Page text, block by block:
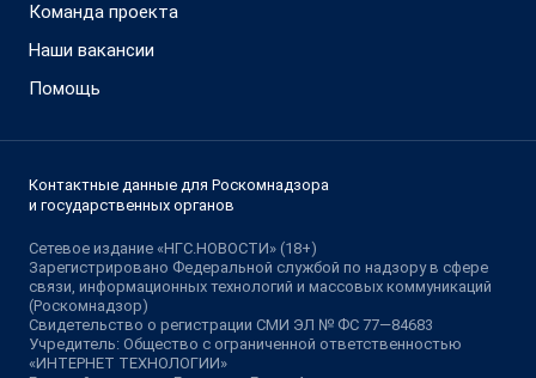
Команда проекта
Наши вакансии
Помощь
Контактные данные для Роскомнадзора
и государственных органов
Сетевое издание «НГС.НОВОСТИ» (18+)
Зарегистрировано Федеральной службой по надзору в сфере
связи, информационных технологий и массовых коммуникаций
(Роскомнадзор)
Свидетельство о регистрации СМИ ЭЛ № ФС 77—84683
Учредитель: Общество с ограниченной ответственностью
«ИНТЕРНЕТ ТЕХНОЛОГИИ»